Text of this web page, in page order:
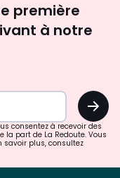
première
à notre
OK
consentez à recevoir des
part de La Redoute. Vous
savoir plus, consultez